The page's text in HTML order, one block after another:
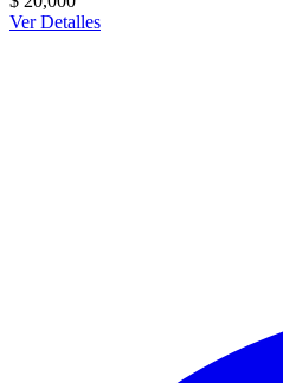
Ver Detalles